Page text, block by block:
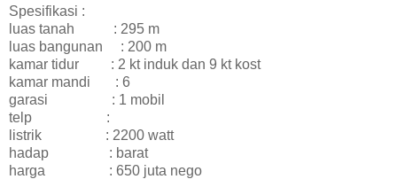
Spesifikasi :
luas tanah : 295 m
luas bangunan : 200 m
kamar tidur : 2 kt induk dan 9 kt kost
kamar mandi : 6
garasi : 1 mobil
telp :
listrik : 2200 watt
hadap : barat
harga : 650 juta nego